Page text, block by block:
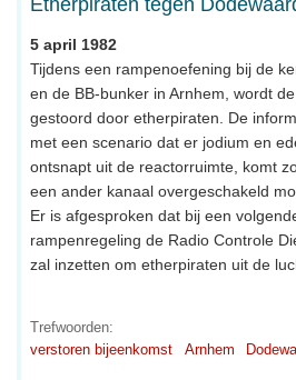
Etherpiraten tegen
5 april 1982
Tijdens een rampenoefening bij de
en de BB-bunker in Arnhem, wordt
gestoord door etherpiraten. De
met een scenario dat er jodium en
ontsnapt uit de reactorruimte, komt
een ander kanaal overgeschakeld
Er is afgesproken dat bij een
rampenregeling de Radio Controle
zal inzetten om etherpiraten uit de
Trefwoorden:
verstoren bijeenkomst
Arnhem